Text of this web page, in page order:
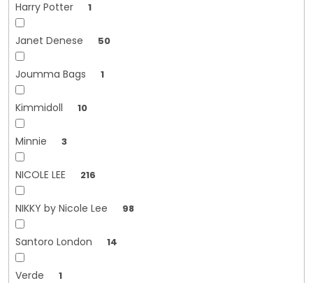
Harry Potter 1
Janet Denese 50
Joumma Bags 1
Kimmidoll 10
Minnie 3
NICOLE LEE 216
NIKKY by Nicole Lee 98
Santoro London 14
Verde 1